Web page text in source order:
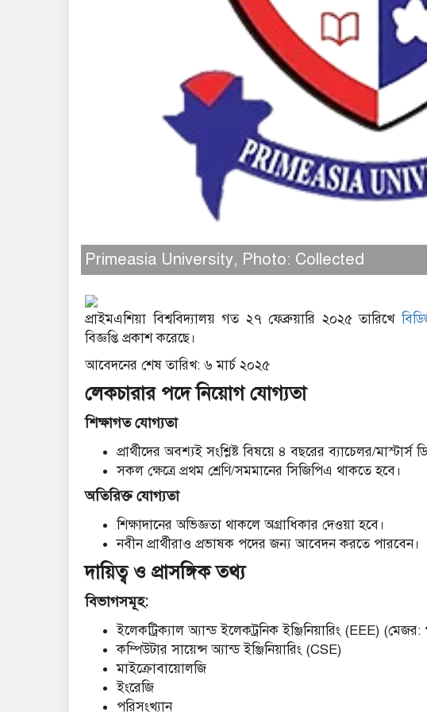
Primeasia University, Photo: Collected
প্রাইমএশিয়া বিশ্ববিদ্যালয় গত ২৭ ফেব্রুয়ারি ২০২৫ তারিখে
বিজ্ঞপ্তি প্রকাশ করেছে।
আবেদনের শেষ তারিখ: ৬ মার্চ ২০২৫
লেকচারার পদে নিয়োগ যোগ্যতা
শিক্ষাগত যোগ্যতা
প্রার্থীদের অবশ্যই সংশ্লিষ্ট বিষয়ে ৪ বছরের ব্যাচেলর/মাস্টার্স
সকল ক্ষেত্রে প্রথম শ্রেণি/সমমানের সিজিপিএ থাকতে হবে।
অতিরিক্ত যোগ্যতা
শিক্ষাদানের অভিজ্ঞতা থাকলে অগ্রাধিকার দেওয়া হবে।
নবীন প্রার্থীরাও প্রভাষক পদের জন্য আবেদন করতে পারবেন।
দায়িত্ব ও প্রাসঙ্গিক তথ্য
বিভাগসমূহ:
ইলেকট্রিক্যাল অ্যান্ড ইলেকট্রনিক ইঞ্জিনিয়ারিং (EEE)
কম্পিউটার সায়েন্স অ্যান্ড ইঞ্জিনিয়ারিং (CSE)
মাইক্রোবায়োলজি
ইংরেজি
পরিসংখ্যান